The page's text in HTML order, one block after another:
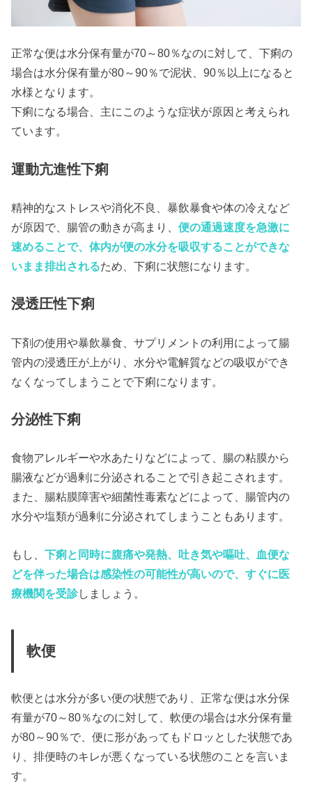
正常な便は水分保有量が70～80％なのに対して、下痢の
場合は水分保有量が80～90％で泥状、90％以上になると
水様となります。
下痢になる場合、主にこのような症状が原因と考えられ
ています。
運動亢進性下痢
精神的なストレスや消化不良、暴飲暴食や体の冷えなど
が原因で、腸管の動きが高まり、便の通過速度を急激に
速めることで、体内が便の水分を吸収することができな
いまま排出されるため、下痢に状態になります。
浸透圧性下痢
下剤の使用や暴飲暴食、サプリメントの利用によって腸
管内の浸透圧が上がり、水分や電解質などの吸収ができ
なくなってしまうことで下痢になります。
分泌性下痢
食物アレルギーや水あたりなどによって、腸の粘膜から
腸液などが過剰に分泌されることで引き起こされます。
また、腸粘膜障害や細菌性毒素などによって、腸管内の
水分や塩類が過剰に分泌されてしまうこともあります。
もし、下痢と同時に腹痛や発熱、吐き気や嘔吐、血便な
どを伴った場合は感染性の可能性が高いので、すぐに医
療機関を受診しましょう。
軟便
軟便とは水分が多い便の状態であり、正常な便は水分保
有量が70～80％なのに対して、軟便の場合は水分保有量
が80～90％で、便に形があってもドロッとした状態であ
り、排便時のキレが悪くなっている状態のことを言いま
す。